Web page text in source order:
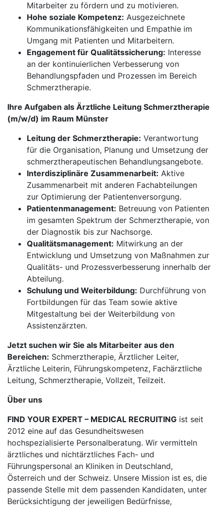
Mitarbeiter zu fördern und zu motivieren.
Hohe soziale Kompetenz: Ausgezeichnete
Kommunikationsfähigkeiten und Empathie im
Umgang mit Patienten und Mitarbeitern.
Engagement für Qualitätssicherung: Interesse
an der kontinuierlichen Verbesserung von
Behandlungspfaden und Prozessen im Bereich
Schmerztherapie.
Ihre Aufgaben als Ärztliche Leitung Schmerztherapie
(m/w/d) im Raum Münster
Leitung der Schmerztherapie: Verantwortung
für die Organisation, Planung und Umsetzung der
schmerztherapeutischen Behandlungsangebote.
Interdisziplinäre Zusammenarbeit: Aktive
Zusammenarbeit mit anderen Fachabteilungen
zur Optimierung der Patientenversorgung.
Patientenmanagement: Betreuung von Patienten
im gesamten Spektrum der Schmerztherapie, von
der Diagnostik bis zur Nachsorge.
Qualitätsmanagement: Mitwirkung an der
Entwicklung und Umsetzung von Maßnahmen zur
Qualitäts- und Prozessverbesserung innerhalb der
Abteilung.
Schulung und Weiterbildung: Durchführung von
Fortbildungen für das Team sowie aktive
Mitgestaltung bei der Weiterbildung von
Assistenzärzten.
Jetzt suchen wir Sie als Mitarbeiter aus den
Bereichen: Schmerztherapie, Ärztlicher Leiter,
Ärztliche Leiterin, Führungskompetenz, Fachärztliche
Leitung, Schmerztherapie, Vollzeit, Teilzeit.
Über uns
FIND YOUR EXPERT – MEDICAL RECRUITING ist seit
2012 eine auf das Gesundheitswesen
hochspezialisierte Personalberatung. Wir vermitteln
ärztliches und nichtärztliches Fach- und
Führungspersonal an Kliniken in Deutschland,
Österreich und der Schweiz. Unsere Mission ist es, die
passende Stelle mit dem passenden Kandidaten, unter
Berücksichtigung der jeweiligen Bedürfnisse,